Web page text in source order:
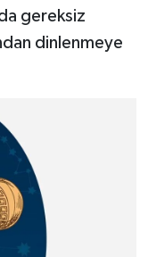
gereksiz
dinlenmeye